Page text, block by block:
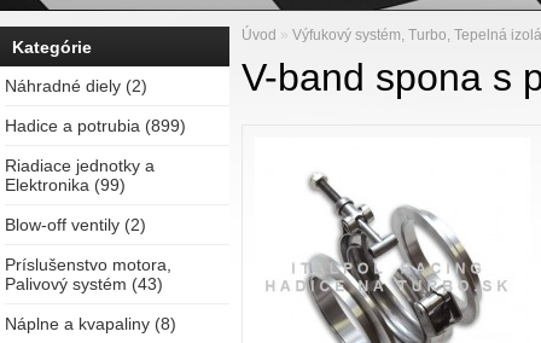
Kategórie
Náhradné diely (2)
Hadice a potrubia (899)
Riadiace jednotky a
Elektronika (99)
Blow-off ventily (2)
Príslušenstvo motora,
Palivový systém (43)
Náplne a kvapaliny (8)
Úvod » Výfukový systém, Turbo, Tepelná
V-band spona s